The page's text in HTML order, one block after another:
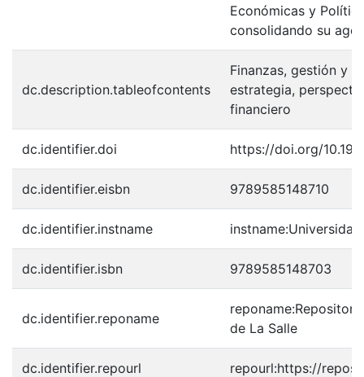
Económicas y
consolidando su
dc.description.tableofcontents
Finanzas, gestión y
estrategia,
financiero
dc.identifier.doi https://doi.org/
dc.identifier.eisbn 9789585148710
dc.identifier.instname
dc.identifier.isbn 9789585148703
dc.identifier.reponame
de La Salle
dc.identifier.repourl repourl:https://